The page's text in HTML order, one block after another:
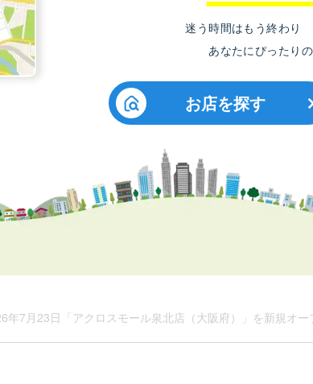
迷う時間はもう終わり
あなたにぴったり
お店を探す
年7月23日「アクロスモール泉北店（大阪府）」を新規オー